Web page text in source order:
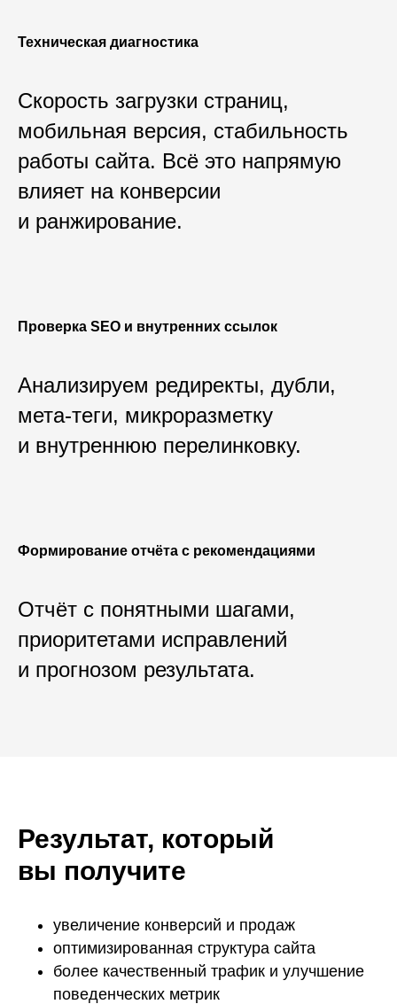
Техническая диагностика
Скорость загрузки страниц,
мобильная версия, стабильность
работы сайта. Всё это напрямую
влияет на конверсии
и ранжирование.
Проверка SEO и внутренних ссылок
Анализируем редиректы, дубли,
мета-теги, микроразметку
и внутреннюю перелинковку.
Формирование отчёта с рекомендациями
Отчёт с понятными шагами,
приоритетами исправлений
и прогнозом результата.
Результат, который
вы получите
увеличение конверсий и продаж
оптимизированная структура сайта
более качественный трафик и улучшение
поведенческих метрик